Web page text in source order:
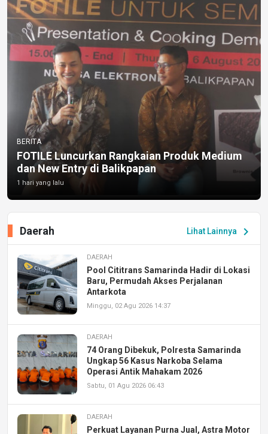
BERITA
FOTILE Luncurkan Rangkaian Produk Medium
dan New Entry di Balikpapan
1 hari yang lalu
Lihat Lainnya chevron_right
Daerah
DAERAH
Pool Cititrans Samarinda Hadir di Lokasi
Baru, Permudah Akses Perjalanan
Antarkota
Minggu, 02 Agu 2026 14:37
DAERAH
74 Orang Dibekuk, Polresta Samarinda
Ungkap 56 Kasus Narkoba Selama
Operasi Antik Mahakam 2026
Sabtu, 01 Agu 2026 06:43
DAERAH
Perkuat Layanan Purna Jual, Astra Motor